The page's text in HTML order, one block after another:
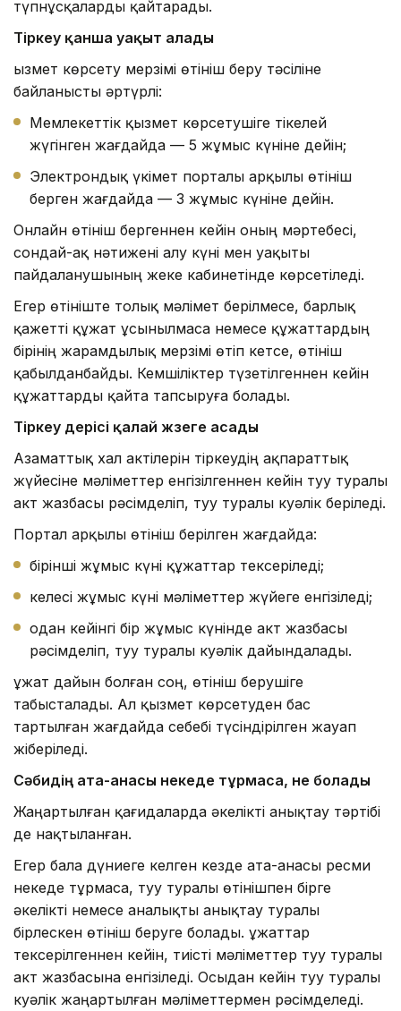
түпнұсқаларды қайтарады.
Тіркеу қанша уақыт алады
Қызмет көрсету мерзімі өтініш беру тәсіліне
байланысты әртүрлі:
Мемлекеттік қызмет көрсетушіге тікелей
жүгінген жағдайда — 5 жұмыс күніне дейін;
Электрондық үкімет порталы арқылы өтініш
берген жағдайда — 3 жұмыс күніне дейін.
Онлайн өтініш бергеннен кейін оның мәртебесі,
сондай-ақ нәтижені алу күні мен уақыты
пайдаланушының жеке кабинетінде көрсетіледі.
Егер өтініште толық мәлімет берілмесе, барлық
қажетті құжат ұсынылмаса немесе құжаттардың
бірінің жарамдылық мерзімі өтіп кетсе, өтініш
қабылданбайды. Кемшіліктер түзетілгеннен кейін
құжаттарды қайта тапсыруға болады.
Тіркеу үдерісі қалай жүзеге асады
Азаматтық хал актілерін тіркеудің ақпараттық
жүйесіне мәліметтер енгізілгеннен кейін туу туралы
акт жазбасы рәсімделіп, туу туралы куәлік беріледі.
Портал арқылы өтініш берілген жағдайда:
бірінші жұмыс күні құжаттар тексеріледі;
келесі жұмыс күні мәліметтер жүйеге енгізіледі;
одан кейінгі бір жұмыс күнінде акт жазбасы
рәсімделіп, туу туралы куәлік дайындалады.
Құжат дайын болған соң, өтініш берушіге
табысталады. Ал қызмет көрсетуден бас
тартылған жағдайда себебі түсіндірілген жауап
жіберіледі.
Сәбидің ата-анасы некеде тұрмаса, не болады
Жаңартылған қағидаларда әкелікті анықтау тәртібі
де нақтыланған.
Егер бала дүниеге келген кезде ата-анасы ресми
некеде тұрмаса, туу туралы өтінішпен бірге
әкелікті немесе аналықты анықтау туралы
бірлескен өтініш беруге болады. Құжаттар
тексерілгеннен кейін, тиісті мәліметтер туу туралы
акт жазбасына енгізіледі. Осыдан кейін туу туралы
куәлік жаңартылған мәліметтермен рәсімделеді.